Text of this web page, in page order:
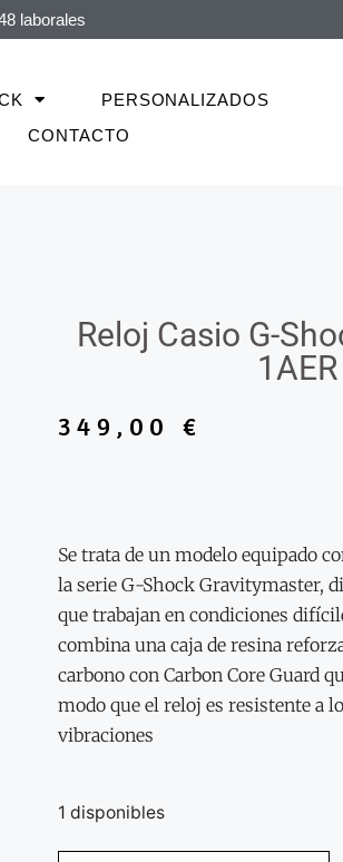
laborales
PERSONALIZADOS
CONTACTO
Reloj Casio G-
1AER
349,00 €
Se trata de un modelo equipado
la serie G-Shock Gravitymaster,
que trabajan en condiciones
combina una caja de resina
carbono con Carbon Core Guard
modo que el reloj es resistente a
vibraciones
1 disponibles